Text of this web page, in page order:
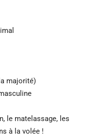
majorité)
le matelassage, les
à la volée !